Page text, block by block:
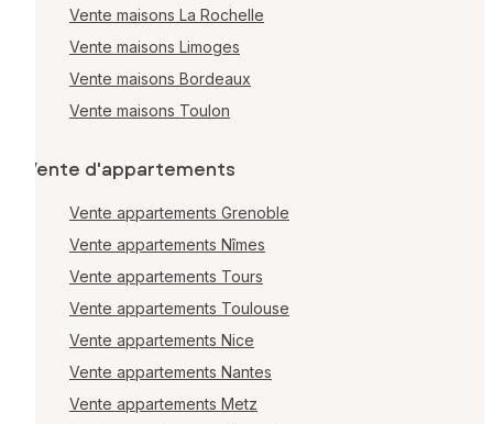
Vente maisons La Rochelle
Vente maisons Limoges
Vente maisons Bordeaux
Vente maisons Toulon
Vente d'appartements
Vente appartements Grenoble
Vente appartements Nîmes
Vente appartements Tours
Vente appartements Toulouse
Vente appartements Nice
Vente appartements Nantes
Vente appartements Metz